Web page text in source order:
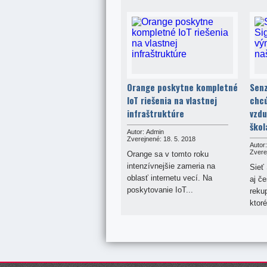
Orange poskytne kompletné
IoT riešenia na vlastnej
infraštruktúre
Autor: Admin
Zverejnené: 18. 5. 2018
Orange sa v tomto roku
intenzívnejšie zameria na
oblasť internetu vecí. Na
poskytovanie IoT...
Autor:
Sieť
aj